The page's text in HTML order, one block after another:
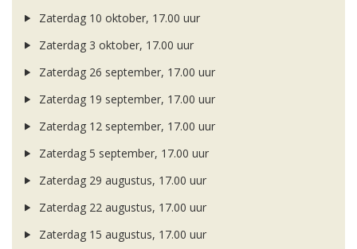
Zaterdag 10 oktober, 17.00 uur
Zaterdag 3 oktober, 17.00 uur
Zaterdag 26 september, 17.00 uur
Zaterdag 19 september, 17.00 uur
Zaterdag 12 september, 17.00 uur
Zaterdag 5 september, 17.00 uur
Zaterdag 29 augustus, 17.00 uur
Zaterdag 22 augustus, 17.00 uur
Zaterdag 15 augustus, 17.00 uur